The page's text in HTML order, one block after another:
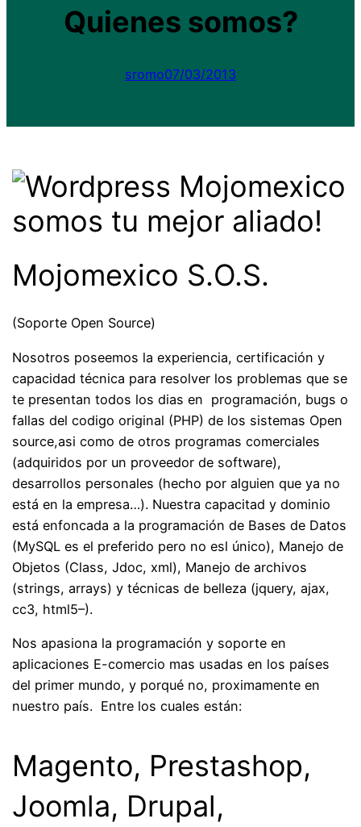
Quienes somos?
sromo07/03/2013
somos tu mejor aliado!
Mojomexico S.O.S.
(Soporte Open Source)
Nosotros poseemos la experiencia, certificación y
capacidad técnica para resolver los problemas que se
te presentan todos los dias en programación, bugs o
fallas del codigo original (PHP) de los sistemas Open
source,asi como de otros programas comerciales
(adquiridos por un proveedor de software),
desarrollos personales (hecho por alguien que ya no
está en la empresa…). Nuestra capacitad y dominio
está enfoncada a la programación de Bases de Datos
(MySQL es el preferido pero no esl único), Manejo de
Objetos (Class, Jdoc, xml), Manejo de archivos
(strings, arrays) y técnicas de belleza (jquery, ajax,
cc3, html5–).
Nos apasiona la programación y soporte en
aplicaciones E-comercio mas usadas en los países
del primer mundo, y porqué no, proximamente en
nuestro país. Entre los cuales están:
Magento, Prestashop,
Joomla, Drupal,